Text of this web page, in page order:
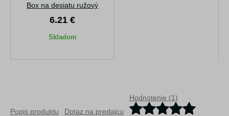
Box na desiatu ružový
6.21 €
Skladom
Popis produktu Dotaz na predajcu
Hodnotenie (1)